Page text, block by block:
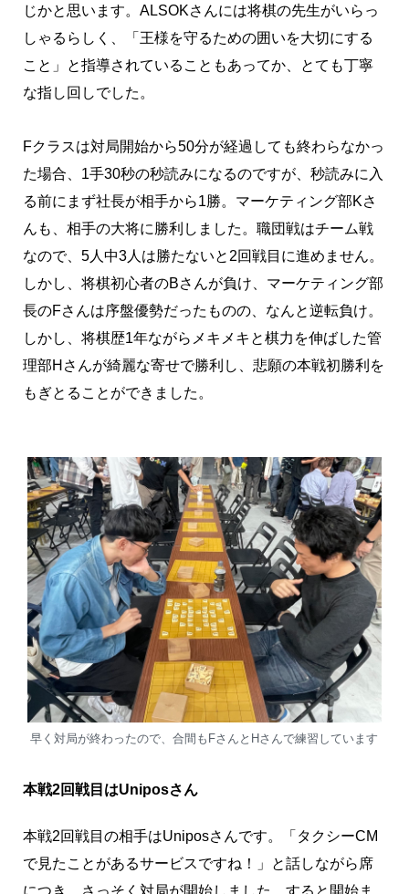
じかと思います。ALSOKさんには将棋の先生がいらっ
しゃるらしく、「王様を守るための囲いを大切にする
こと」と指導されていることもあってか、とても丁寧
な指し回しでした。
Fクラスは対局開始から50分が経過しても終わらなかっ
た場合、1手30秒の秒読みになるのですが、秒読みに入
る前にまず社長が相手から1勝。マーケティング部Kさ
んも、相手の大将に勝利しました。職団戦はチーム戦
なので、5人中3人は勝たないと2回戦目に進めません。
しかし、将棋初心者のBさんが負け、マーケティング部
長のFさんは序盤優勢だったものの、なんと逆転負け。
しかし、将棋歴1年ながらメキメキと棋力を伸ばした管
理部Hさんが綺麗な寄せで勝利し、悲願の本戦初勝利を
もぎとることができました。
早く対局が終わったので、合間もFさんとHさんで練習しています
本戦2回戦目はUniposさん
本戦2回戦目の相手はUniposさんです。「タクシーCM
で見たことがあるサービスですね！」と話しながら席
につき、さっそく対局が開始しました。すると開始ま